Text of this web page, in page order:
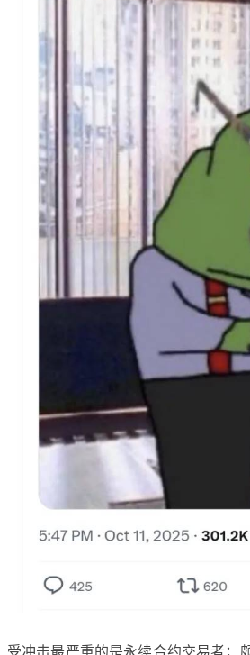
受冲击最严重的是永续合约交易者